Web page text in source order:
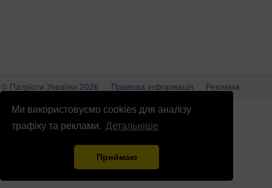
Ми використовуємо cookies для аналізу
трафіку та реклами. Детальніше
Приймаю
© Патріоти України 2026 Правова інформація
Реклама
info@patrioty.org.ua